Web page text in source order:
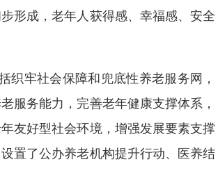
形成，老年人获得感、幸福感、安全
织牢社会保障和兜底性养老服务网，
服务能力，完善老年健康支撑体系，
友好型社会环境，增强发展要素支撑
置了公办养老机构提升行动、医养结